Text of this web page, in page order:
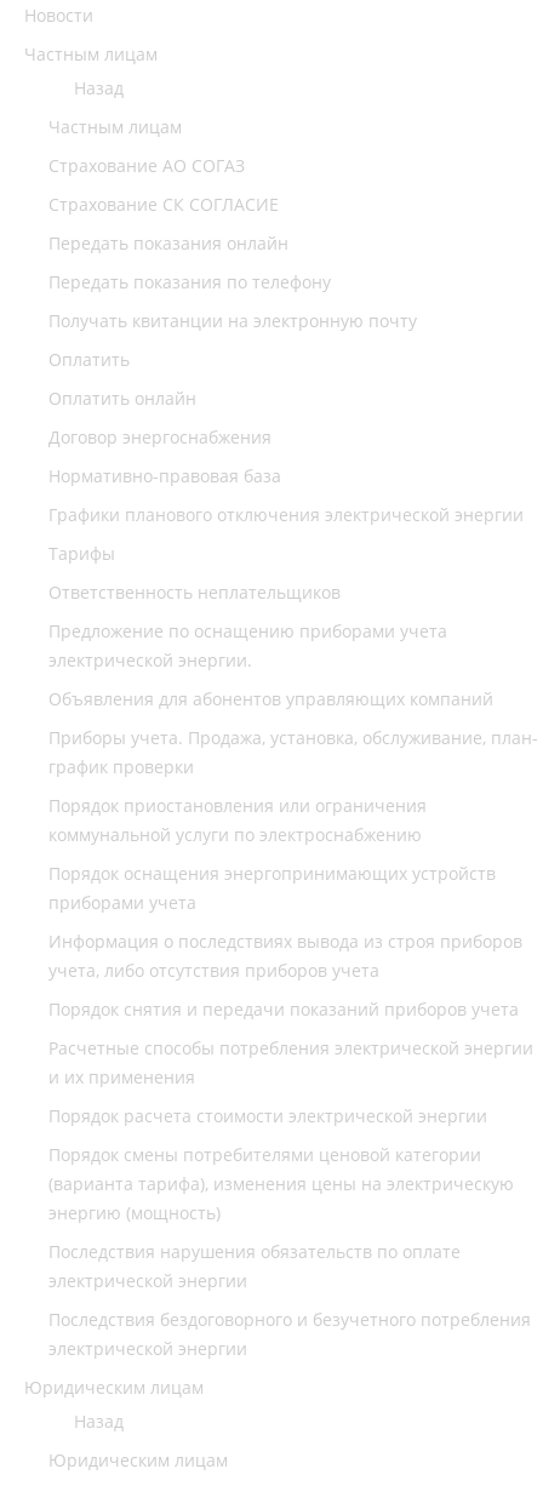
Новости
Частным лицам
Назад
Частным лицам
Страхование АО СОГАЗ
Страхование СК СОГЛАСИЕ
Передать показания онлайн
Передать показания по телефону
Получать квитанции на электронную почту
Оплатить
Оплатить онлайн
Договор энергоснабжения
Нормативно-правовая база
Графики планового отключения электрической энергии
Тарифы
Ответственность неплательщиков
Предложение по оснащению приборами учета
электрической энергии.
Объявления для абонентов управляющих компаний
Приборы учета. Продажа, установка, обслуживание, план-
график проверки
Порядок приостановления или ограничения
коммунальной услуги по электроснабжению
Порядок оснащения энергопринимающих устройств
приборами учета
Информация о последствиях вывода из строя приборов
учета, либо отсутствия приборов учета
Порядок снятия и передачи показаний приборов учета
Расчетные способы потребления электрической энергии
и их применения
Порядок расчета стоимости электрической энергии
Порядок смены потребителями ценовой категории
(варианта тарифа), изменения цены на электрическую
энергию (мощность)
Последствия нарушения обязательств по оплате
электрической энергии
Последствия бездоговорного и безучетного потребления
электрической энергии
Юридическим лицам
Назад
Юридическим лицам